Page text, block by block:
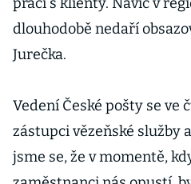
dlouhodobě nedaří
Jurečka.
Vedení České pošty se ve
zástupci vězeňské služby
jsme se, že v momentě,